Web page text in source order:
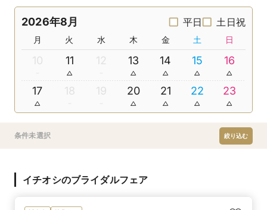
2026年8月 平日 土日祝
月 火 水 木 金 土 日
10 11 12 13 14 15 16
17 18 19 20 21 22 23
条件未選択 絞り込む
イチオシのブライダルフェア